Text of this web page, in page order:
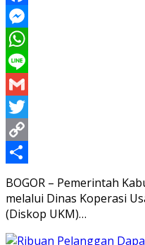
Facebook
Messenger
WhatsApp
Line
Gmail
Twitter
Copy
Link
Share
BOGOR – Pemerintah
melalui Dinas Koperasi
(Diskop UKM)…